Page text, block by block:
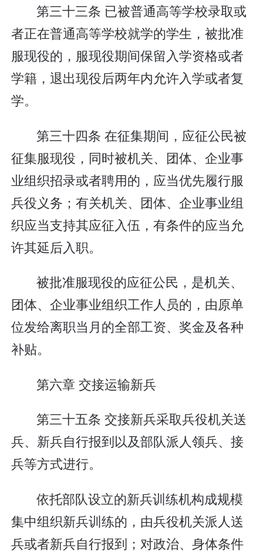
第三十三条 已被普通高等学校录取或
者正在普通高等学校就学的学生，被批准
服现役的，服现役期间保留入学资格或者
学籍，退出现役后两年内允许入学或者复
学。
第三十四条 在征集期间，应征公民被
征集服现役，同时被机关、团体、企业事
业组织招录或者聘用的，应当优先履行服
兵役义务；有关机关、团体、企业事业组
织应当支持其应征入伍，有条件的应当允
许其延后入职。
被批准服现役的应征公民，是机关、
团体、企业事业组织工作人员的，由原单
位发给离职当月的全部工资、奖金及各种
补贴。
第六章 交接运输新兵
第三十五条 交接新兵采取兵役机关送
兵、新兵自行报到以及部队派人领兵、接
兵等方式进行。
依托部队设立的新兵训练机构成规模
集中组织新兵训练的，由兵役机关派人送
兵或者新兵自行报到；对政治、身体条件